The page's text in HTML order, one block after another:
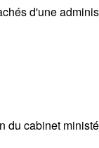
d'une
du cabinet